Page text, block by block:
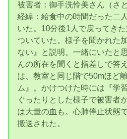
被害者：御手洗怜美さん（さ
経緯：給食中の時間だった二
いた。10分後1人で戻ってき
ついていた。様子を聞かれた
ない』と説明。一緒にいたと
んの所在を聞くと指差しで答
は、教室と同じ階で50mほど
ム』。かけつけた時には『学
ぐったりとした様子で被害者
は大量の血も。心肺停止状態
搬送された。